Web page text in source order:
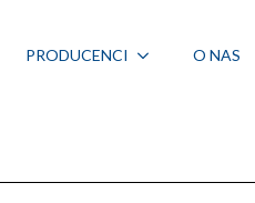
PRODUCENCI O NAS